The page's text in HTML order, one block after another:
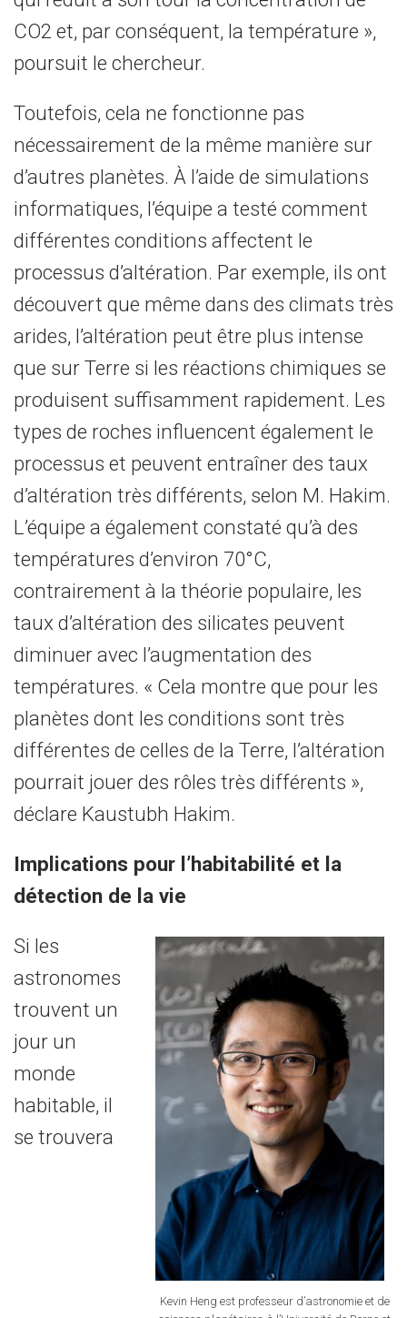
CO2 et, par conséquent, la température »,
poursuit le chercheur.
Toutefois, cela ne fonctionne pas
nécessairement de la même manière sur
d’autres planètes. À l’aide de simulations
informatiques, l’équipe a testé comment
différentes conditions affectent le
processus d’altération. Par exemple, ils ont
découvert que même dans des climats très
arides, l’altération peut être plus intense
que sur Terre si les réactions chimiques se
produisent suffisamment rapidement. Les
types de roches influencent également le
processus et peuvent entraîner des taux
d’altération très différents, selon M. Hakim.
L’équipe a également constaté qu’à des
températures d’environ 70°C,
contrairement à la théorie populaire, les
taux d’altération des silicates peuvent
diminuer avec l’augmentation des
températures. « Cela montre que pour les
planètes dont les conditions sont très
différentes de celles de la Terre, l’altération
pourrait jouer des rôles très différents »,
déclare Kaustubh Hakim.
Implications pour l’habitabilité et la
détection de la vie
Kevin Heng est professeur d’astronomie et de
Si les
astronomes
trouvent un
jour un
monde
habitable, il
se trouvera